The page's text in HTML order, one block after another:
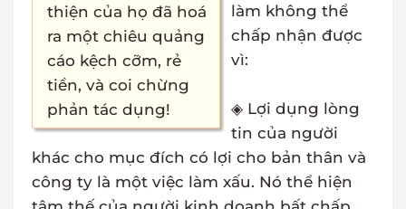
thiện của họ đã hoá
ra một chiêu quảng
cáo kệch cỡm, rẻ
tiền, và coi chừng
phản tác dụng!
làm không thể
chấp nhận được
vì:
◈ Lợi dụng lòng
tin của người
khác cho mục đích có lợi cho bản thân và
công ty là một việc làm xấu. Nó thể hiện